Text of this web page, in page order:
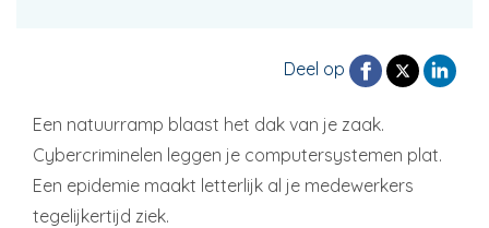
Deel op
Een natuurramp blaast het dak van je zaak.
Cybercriminelen leggen je computersystemen plat.
Een epidemie maakt letterlijk al je medewerkers
tegelijkertijd ziek.